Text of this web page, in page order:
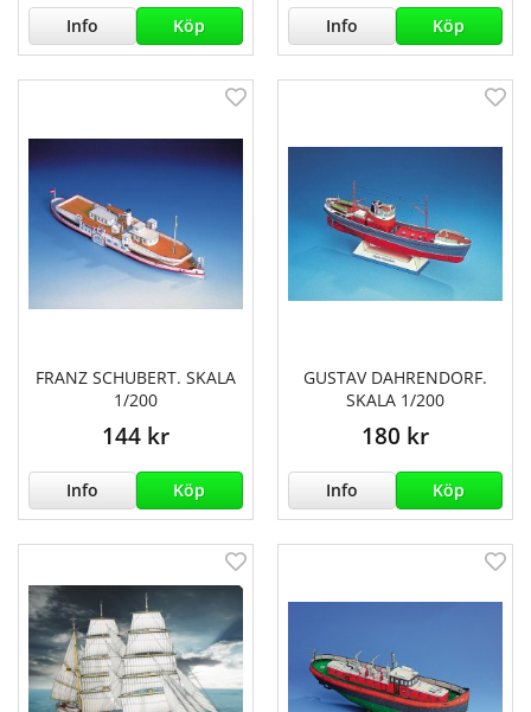
Info Köp Info Köp
FRANZ SCHUBERT. SKALA
1/200
144 kr
Info Köp
GUSTAV DAHRENDORF.
SKALA 1/200
180 kr
Info Köp